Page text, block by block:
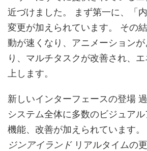
近づけました。 まず第一に、「
変更が加えられています。 その
動が速くなり、アニメーション
り、マルチタスクが改善され、
上します。
新しいインターフェースの登場
システム全体に多数のビジュア
機能、改善が加えられています。
ジンアイランドリアルタイムの更